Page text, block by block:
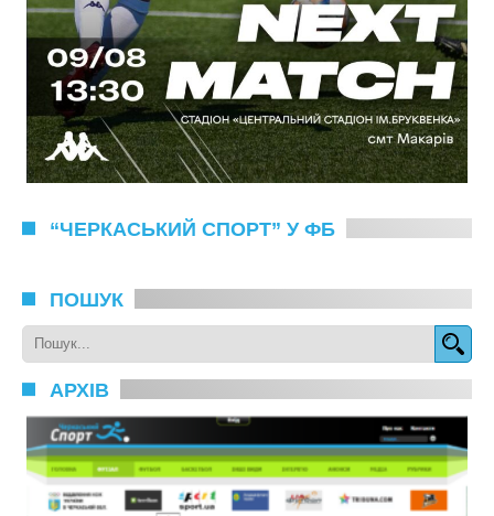
“ЧЕРКАСЬКИЙ СПОРТ” У ФБ
ПОШУК
АРХІВ